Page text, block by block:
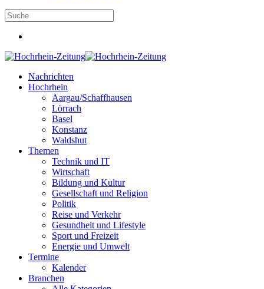
Nachrichten
Hochrhein
Aargau/Schaffhausen
Lörrach
Basel
Konstanz
Waldshut
Themen
Technik und IT
Wirtschaft
Bildung und Kultur
Gesellschaft und Religion
Politik
Reise und Verkehr
Gesundheit und Lifestyle
Sport und Freizeit
Energie und Umwelt
Termine
Kalender
Branchen